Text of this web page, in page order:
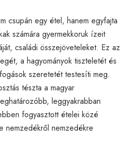
csupán egy étel, hanem egyfajta
számára gyermekkoruk ízeit
családi összejöveteleket. Ez az
a hagyományok tiszteletét és
szeretetét testesíti meg.
tészta a magyar
leggyakrabban
fogyasztott ételei közé
nemzedékről nemzedékre